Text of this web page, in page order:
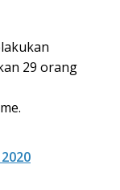
29 orang